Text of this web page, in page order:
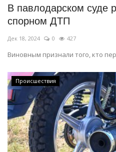
В павлодарском суде
спорном ДТП
Дек 18, 2024 0 427
Виновным признали того, кто
Происшествия